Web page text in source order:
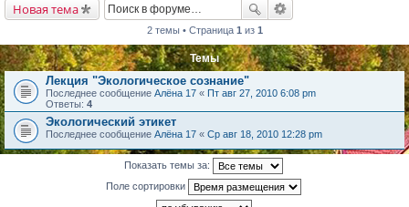
Новая тема
2 темы • Страница 1 из 1
Темы
Лекция "Экологическое сознание"
Последнее сообщение Алёна 17 « Пт авг 27, 2010 6:08 pm
Ответы: 4
Экологический этикет
Последнее сообщение Алёна 17 « Ср авг 18, 2010 12:28 pm
Показать темы за:
Поле сортировки